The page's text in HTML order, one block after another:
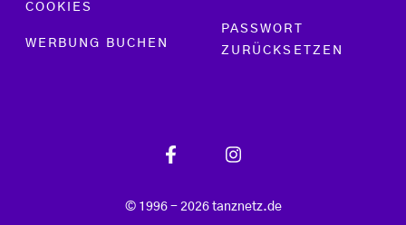
COOKIES
WERBUNG BUCHEN
PASSWORT
ZURÜCKSETZEN
© 1996 - 2026 tanznetz.de